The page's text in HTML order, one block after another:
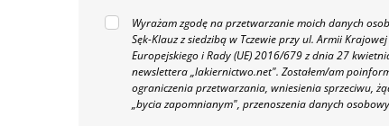
Wyrażam zgodę na przetwarzanie moich danych
Sęk-Klauz z siedzibą w Tczewie przy ul. Armii
Europejskiego i Rady (UE) 2016/679 z dnia 27
newslettera „lakiernictwo.net". Zostałem/am
ograniczenia przetwarzania, wniesienia sprzeciwu,
„bycia zapomnianym", przenoszenia danych